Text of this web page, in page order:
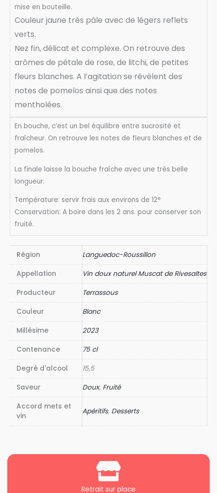
mise en bouteille.
Couleur jaune très pâle avec de légers reflets
verts.
Nez fin, délicat et complexe. On retrouve des
arômes de pétale de rose, de litchi, de petites
fleurs blanches. A l’agitation se révèlent des
notes de pomelos ainsi que des notes
mentholées.
En bouche, c’est un bel équilibre entre sucrosité et
fraîcheur. On retrouve les notes de fleurs blanches et de
pomelos.
La finale laisse la bouche fraîche avec une très belle
longueur.
Température: servir frais aux environs de 12°
Conservation: A boire dans les 2 ans. pour conserver son
fruité.
Région Languedoc-Roussillon
Appellation Vin doux naturel Muscat de Rivesaltes
Producteur Terrassous
Couleur Blanc
Millésime 2023
Contenance 75 cl
Degré d'alcool 15,5
Saveur Doux, Fruité
Accord mets et
vin
Apéritifs, Desserts
Retrait sur place